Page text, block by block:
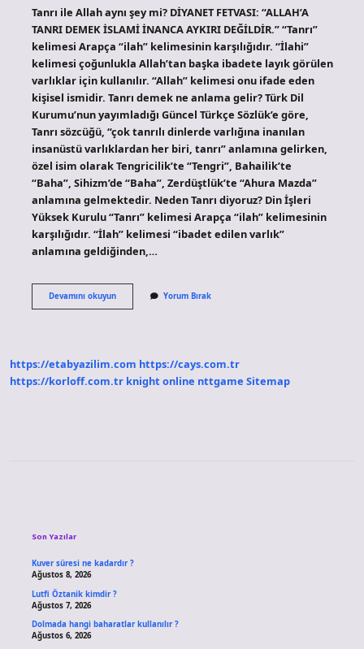
Tanrı ile Allah aynı şey mi? DİYANET FETVASI: “ALLAH’A
TANRI DEMEK İSLAMİ İNANCA AYKIRI DEĞİLDİR.” “Tanrı”
kelimesi Arapça “ilah” kelimesinin karşılığıdır. “İlahi”
kelimesi çoğunlukla Allah’tan başka ibadete layık görülen
varlıklar için kullanılır. “Allah” kelimesi onu ifade eden
kişisel ismidir. Tanrı demek ne anlama gelir? Türk Dil
Kurumu’nun yayımladığı Güncel Türkçe Sözlük’e göre,
Tanrı sözcüğü, “çok tanrılı dinlerde varlığına inanılan
insanüstü varlıklardan her biri, tanrı” anlamına gelirken,
özel isim olarak Tengricilik’te “Tengri”, Bahailik’te
“Baha”, Sihizm’de “Baha”, Zerdüştlük’te “Ahura Mazda”
anlamına gelmektedir. Neden Tanrı diyoruz? Din İşleri
Yüksek Kurulu “Tanrı” kelimesi Arapça “ilah” kelimesinin
karşılığıdır. “İlah” kelimesi “ibadet edilen varlık”
anlamına geldiğinden,…
Devamını okuyunTanrı
Ne
Yorum Bırak
https://etabyazilim.com https://cays.com.tr
https://korloff.com.tr knight online nttgame Sitemap
Son Yazılar
Kuver süresi ne kadardır ?
Ağustos 8, 2026
Lutfi Öztanik kimdir ?
Ağustos 7, 2026
Dolmada hangi baharatlar kullanılır ?
Ağustos 6, 2026